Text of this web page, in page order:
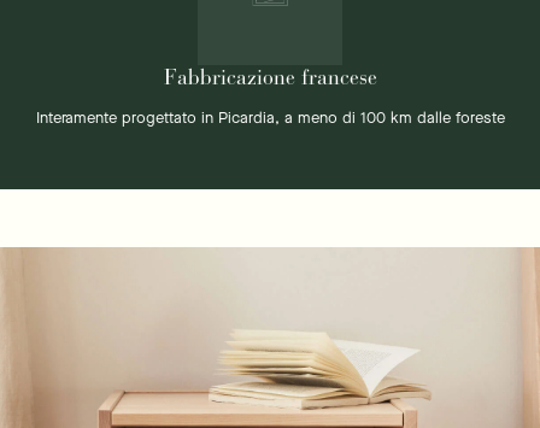
Fabbricazione francese
Interamente progettato in Picardia, a meno di 100 km dalle foreste